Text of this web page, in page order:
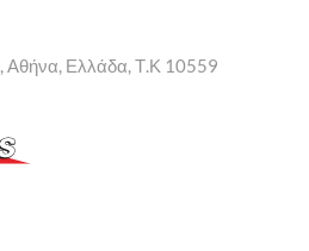
, Αθήνα, Ελλάδα, Τ.Κ 10559